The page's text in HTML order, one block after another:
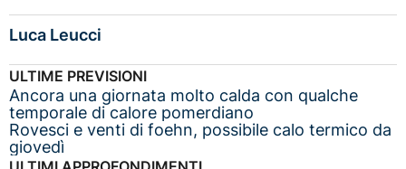
Luca Leucci
ULTIME PREVISIONI
Ancora una giornata molto calda con qualche
temporale di calore pomerdiano
Rovesci e venti di foehn, possibile calo termico da
giovedì